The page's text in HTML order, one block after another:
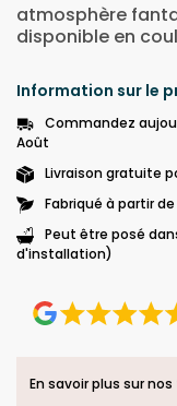
atmosphère
disponible en
Information sur le
Commandez
Août
Livraison gratuite
Fabriqué à partir
Peut être posé
d'installation)
En savoir plus sur